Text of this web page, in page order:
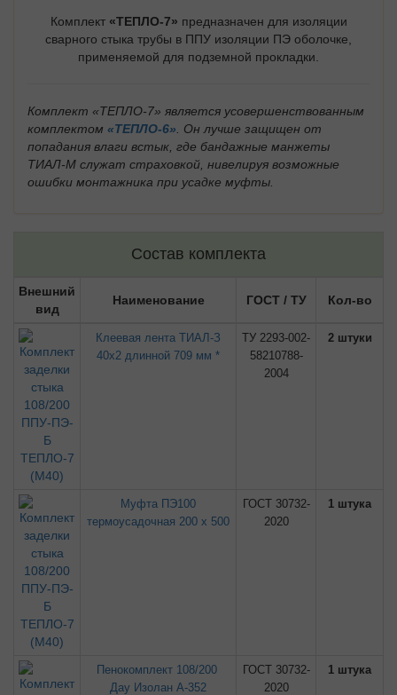
Комплект «ТЕПЛО-7» предназначен для изоляции
сварного стыка трубы в ППУ изоляции ПЭ оболочке,
применяемой для подземной прокладки.
Комплект «ТЕПЛО-7» является усовершенствованным
комплектом «ТЕПЛО-6» . Он лучше защищен от
попадания влаги встык, где бандажные манжеты
ТИАЛ-М служат страховкой, нивелируя возможные
ошибки монтажника при усадке муфты.
Состав комплекта
Внешний
вид
Наименование ГОСТ / ТУ Кол-во
Клеевая лента ТИАЛ-З
40х2 длинной 709 мм *
ТУ 2293-002-
58210788-
2004
2 штуки
Муфта ПЭ100
термоусадочная 200 х 500
ГОСТ 30732-
2020
1 штука
Пенокомплект 108/200
Дау Изолан А-352
ГОСТ 30732-
2020
1 штука